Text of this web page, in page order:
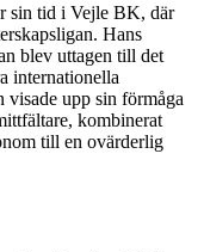
sin tid i Vejle BK, där
Hans
blev uttagen till det
internationella
upp sin förmåga
kombinerat
till en ovärderlig